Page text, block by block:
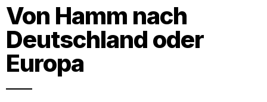
Von Hamm nach
Deutschland oder
Europa